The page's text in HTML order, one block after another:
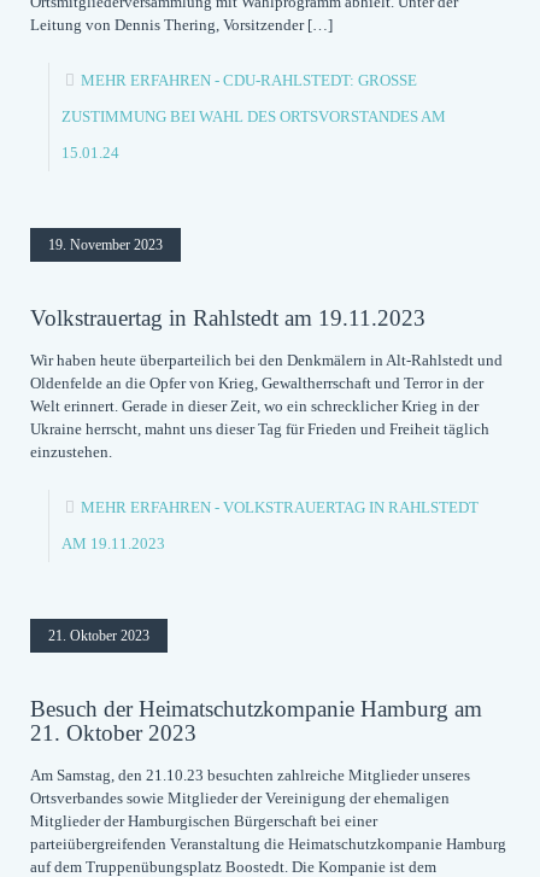
Leitung von Dennis Thering, Vorsitzender[…]
MEHR ERFAHREN - CDU-RAHLSTEDT: GROSSE Z
USTIMMUNG BEI WAHL DES ORTSVORSTANDES AM 1
5.01.24
19. November 2023
Volkstrauertag in Rahlstedt am 19.11.2023
Wir haben heute überparteilich bei den Denkmälern in Alt-Rahlstedt und
Oldenfelde an die Opfer von Krieg, Gewaltherrschaft und Terror in der
Welt erinnert. Gerade in dieser Zeit, wo ein schrecklicher Krieg in der
Ukraine herrscht, mahnt uns dieser Tag für Frieden und Freiheit täglich
einzustehen.
MEHR ERFAHREN - VOLKSTRAUERTAG IN RAHLSTEDT
AM 19.11.2023
21. Oktober 2023
Besuch der Heimatschutzkompanie Hamburg am
21. Oktober 2023
Am Samstag, den 21.10.23 besuchten zahlreiche Mitglieder unseres
Ortsverbandes sowie Mitglieder der Vereinigung der ehemaligen
Mitglieder der Hamburgischen Bürgerschaft bei einer
parteiübergreifenden Veranstaltung die Heimatschutzkompanie Hamburg
auf dem Truppenübungsplatz Boostedt. Die Kompanie ist dem